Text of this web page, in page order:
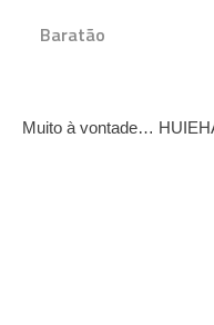
Baratão
Muito à vontade…